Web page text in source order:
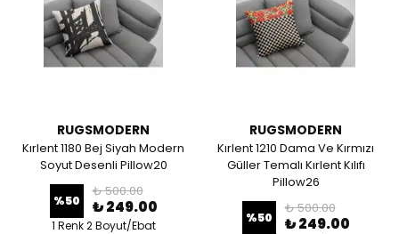
RUGSMODERN
Kırlent 1180 Bej Siyah Modern
Soyut Desenli Pillow20
%50
₺ 500.00
₺ 249.00
1 Renk 2 Boyut/Ebat
RUGSMODERN
Kırlent 1210 Dama Ve Kırmızı
Güller Temalı Kırlent Kılıfı
Pillow26
%50
₺ 500.00
₺ 249.00